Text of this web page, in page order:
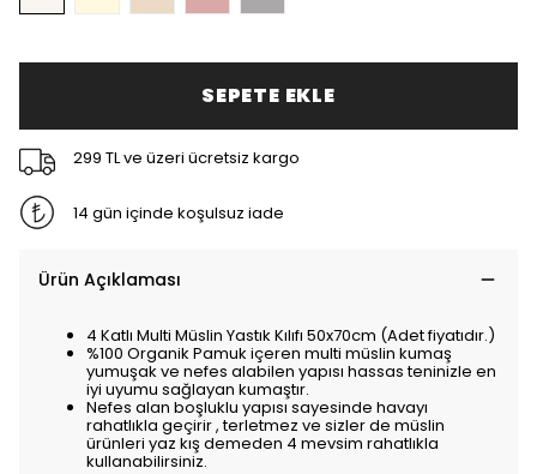
SEPETE EKLE
299 TL ve üzeri ücretsiz kargo
14 gün içinde koşulsuz iade
Ürün Açıklaması
4 Katlı Multi Müslin Yastık Kılıfı 50x70cm (Adet fiyatıdır.)
%100 Organik Pamuk içeren multi müslin kumaş
yumuşak ve nefes alabilen yapısı hassas teninizle en
iyi uyumu sağlayan kumaştır.
Nefes alan boşluklu yapısı sayesinde havayı
rahatlıkla geçirir , terletmez ve sizler de müslin
ürünleri yaz kış demeden 4 mevsim rahatlıkla
kullanabilirsiniz.